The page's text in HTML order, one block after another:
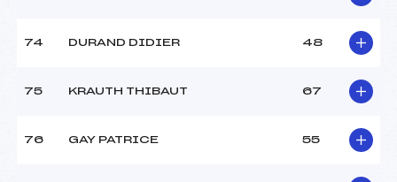
74 DURAND DIDIER 48
75 KRAUTH THIBAUT 67
76 GAY PATRICE 55